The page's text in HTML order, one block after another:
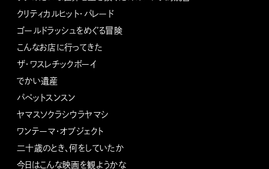
クリティカルヒット・パレード
ゴールドラッシュをめぐる冒険
こんなお店に行ってきた
ザ・ワスレチックボーイ
でかい遺産
パペットスンスン
ヤマスソクラシウラヤマシ
ワンテーマ・オブジェクト
二十歳のとき、何をしていたか
今日はこんな映画を観ようかな